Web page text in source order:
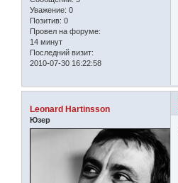
Уважение: 0
Позитив: 0
Провел на форуме:
14 минут
Последний визит:
2010-07-30 16:22:58
Leonard Hartinsson
Юзер